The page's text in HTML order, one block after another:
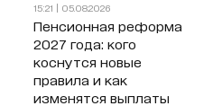
15:21 | 05.08.2026
Пенсионная реформа
2027 года: кого
коснутся новые
правила и как
изменятся выплаты